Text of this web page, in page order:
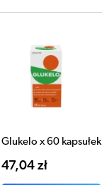
Glukelo x 60 kapsułek
47,04 zł